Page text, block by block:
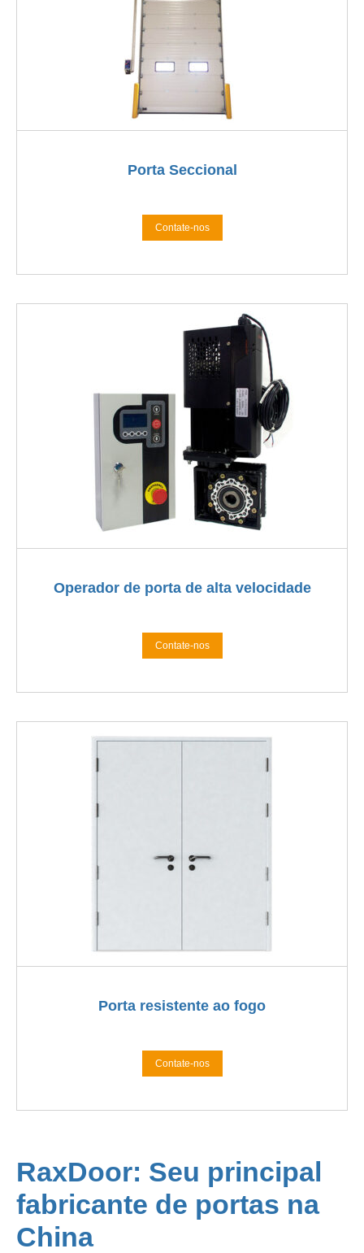
Porta Seccional
Contate-nos
Operador de porta de alta velocidade
Contate-nos
Porta resistente ao fogo
Contate-nos
RaxDoor: Seu principal
fabricante de portas na
China